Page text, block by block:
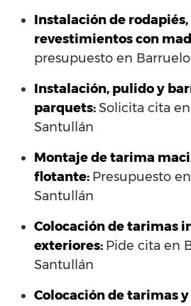
Instalación de
revestimientos con
presupuesto en
Instalación, pulido y
parquets:Solicita cita
Santullán
Montaje de tarima
flotante: Presupuesto
Santullán
Colocación de tarimas
exteriores: Pide cita en
Santullán
Colocación de tarimas y